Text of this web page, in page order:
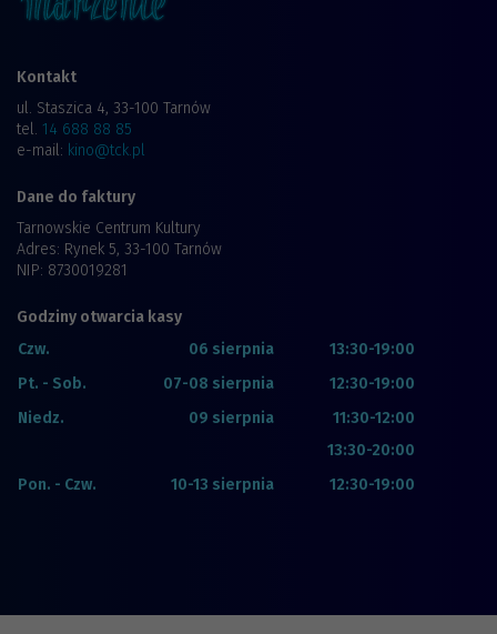
Kontakt
ul. Staszica 4, 33-100 Tarnów
tel. 14 688 88 85
e-mail: kino@tck.pl
Dane do faktury
Tarnowskie Centrum Kultury
Adres: Rynek 5, 33-100 Tarnów
NIP: 8730019281
Godziny otwarcia kasy
Czw.
06 sierpnia
13:30-19:00
Pt. - Sob.
07-08 sierpnia
12:30-19:00
Niedz.
09 sierpnia
11:30-12:00
13:30-20:00
Pon. - Czw.
10-13 sierpnia 12:30-19:00